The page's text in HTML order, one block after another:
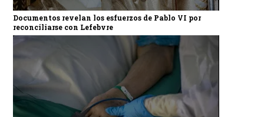
Documentos revelan los esfuerzos de Pablo VI por
reconciliarse con Lefebvre